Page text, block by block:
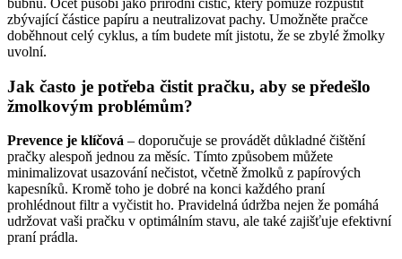
zbývající částice papíru⁤ a​ neutralizovat pachy. Umožněte pračce
doběhnout celý cyklus, a‌ tím budete mít jistotu, že ⁣se zbylé ⁤žmolky
uvolní.
Jak často‍ je potřeba čistit pračku, aby se předešlo
žmolkovým problémům?
Prevence je klíčová – ⁤doporučuje se provádět důkladné čištění
pračky alespoň jednou za měsíc. Tímto způsobem můžete
minimalizovat usazování nečistot, včetně žmolků z papírových‍
kapesníků. Kromě toho⁣ je dobré ‌na konci ​každého praní
prohlédnout filtr a vyčistit ho. ⁢Pravidelná údržba nejen že pomáhá
udržovat ‌vaši ⁢pračku v optimálním‌ stavu, ale ⁣také zajišťuje efektivní
praní prádla.